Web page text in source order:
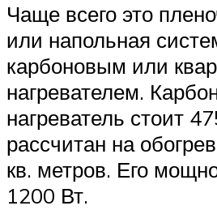
Чаще всего это
или напольная
карбоновым или
нагревателем.
нагреватель стоит
рассчитан на
кв. метров. Его
1200 Вт.